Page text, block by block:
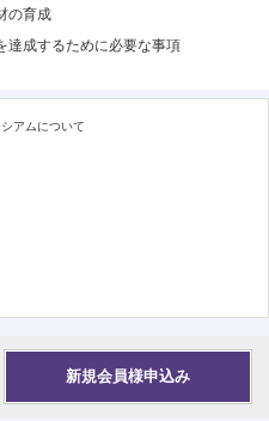
の育成
達成するために必要な事項
アムについて
新規会員様申込み